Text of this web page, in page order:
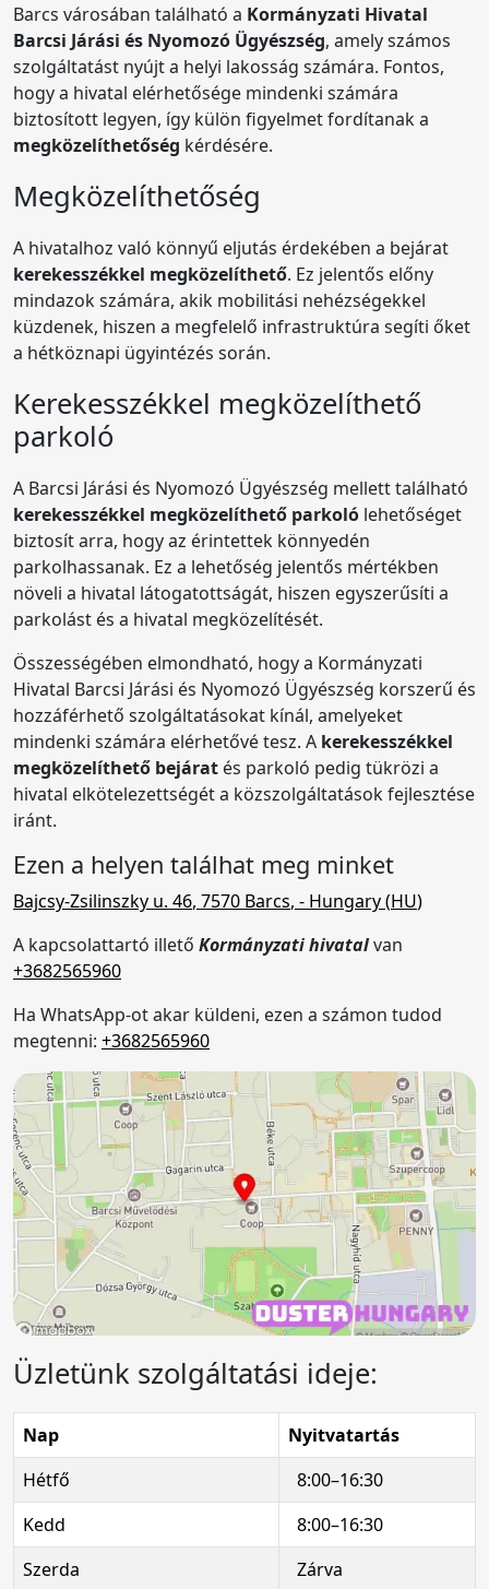
Barcs városában található a Kormányzati Hivatal
Barcsi Járási és Nyomozó Ügyészség, amely számos
szolgáltatást nyújt a helyi lakosság számára. Fontos,
hogy a hivatal elérhetősége mindenki számára
biztosított legyen, így külön figyelmet fordítanak a
megközelíthetőség kérdésére.
Megközelíthetőség
A hivatalhoz való könnyű eljutás érdekében a bejárat
kerekesszékkel megközelíthető. Ez jelentős előny
mindazok számára, akik mobilitási nehézségekkel
küzdenek, hiszen a megfelelő infrastruktúra segíti őket
a hétköznapi ügyintézés során.
Kerekesszékkel megközelíthető
parkoló
A Barcsi Járási és Nyomozó Ügyészség mellett található
kerekesszékkel megközelíthető parkoló lehetőséget
biztosít arra, hogy az érintettek könnyedén
parkolhassanak. Ez a lehetőség jelentős mértékben
növeli a hivatal látogatottságát, hiszen egyszerűsíti a
parkolást és a hivatal megközelítését.
Összességében elmondható, hogy a Kormányzati
Hivatal Barcsi Járási és Nyomozó Ügyészség korszerű és
hozzáférhető szolgáltatásokat kínál, amelyeket
mindenki számára elérhetővé tesz. A kerekesszékkel
megközelíthető bejárat és parkoló pedig tükrözi a
hivatal elkötelezettségét a közszolgáltatások fejlesztése
iránt.
Ezen a helyen találhat meg minket
Bajcsy-Zsilinszky u. 46, 7570 Barcs, - Hungary (HU)
A kapcsolattartó illető Kormányzati hivatalvan
+3682565960
Ha WhatsApp-ot akar küldeni, ezen a számon tudod
megtenni: +3682565960
Üzletünk szolgáltatási ideje:
Nap
Nyitvatartás
Hétfő
8:00–16:30
Kedd
8:00–16:30
Szerda
Zárva